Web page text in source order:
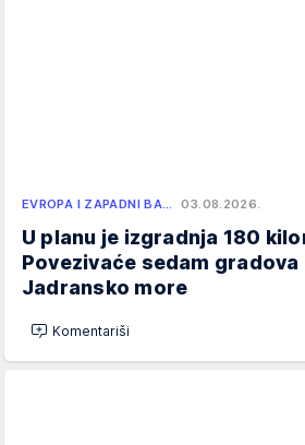
EVROPA I ZAPADNI BA… 03.08.2026.
U planu je izgradnja 180
Povezivaće sedam gradova
Jadransko more
Komentariši